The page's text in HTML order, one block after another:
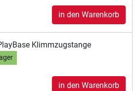
in den Warenkorb
Klimmzugstange
in den Warenkorb